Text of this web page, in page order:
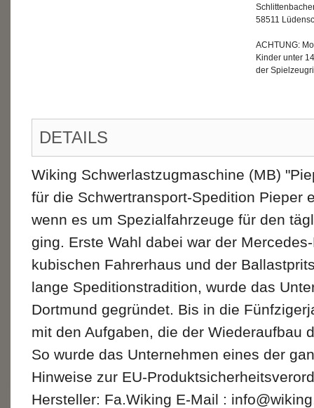
58511
ACHTUNG:
Kinder unter
der
DETAILS
Wiking Schwerlastzugmaschine (MB)
für die Schwertransport-Spedition Pieper
wenn es um Spezialfahrzeuge für den
ging. Erste Wahl dabei war der
kubischen Fahrerhaus und der
lange Speditionstradition, wurde das
Dortmund gegründet. Bis in die
mit den Aufgaben, die der Wiederaufbau
So wurde das Unternehmen eines der
Hinweise zur EU-
Hersteller: Fa.Wiking E-Mail :